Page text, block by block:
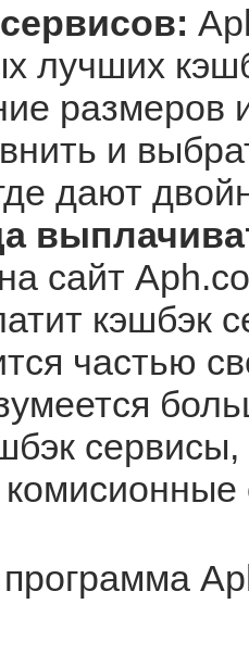
лучших
размеров
и
дают
сайт
кэшбэк
частью